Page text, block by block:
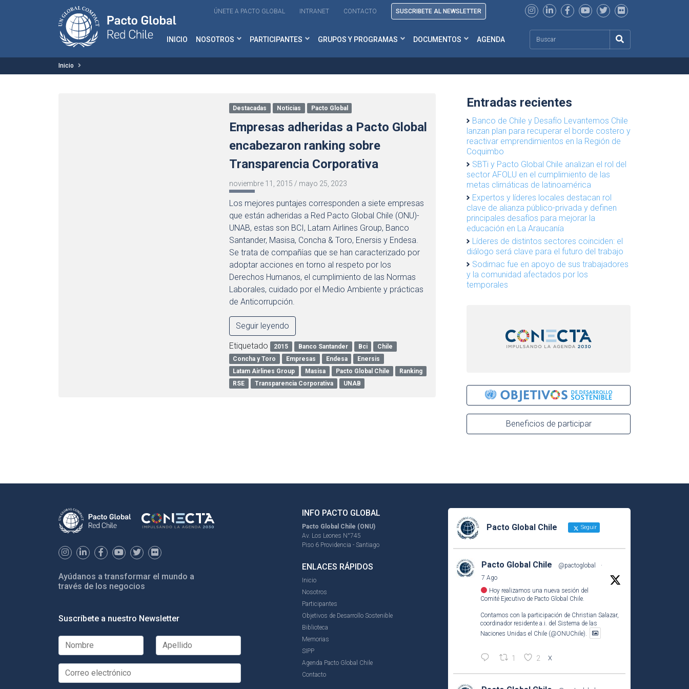
ÚNETE A PACTO GLOBAL INTRANET CONTACTO SUSCRIBETE AL NEWSLETTER
INICIO NOSOTROS PARTICIPANTES GRUPOS Y PROGRAMAS DOCUMENTOS AGENDA
Inicio
Destacadas Noticias Pacto Global
Empresas adheridas a Pacto Global
encabezaron ranking sobre
Transparencia Corporativa
noviembre 11, 2015 / mayo 25, 2023
Los mejores puntajes corresponden a siete empresas
que están adheridas a Red Pacto Global Chile (ONU)-
UNAB, estas son BCI, Latam Airlines Group, Banco
Santander, Masisa, Concha & Toro, Enersis y Endesa.
Se trata de compañías que se han caracterizado por
adoptar acciones en torno al respeto por los
Derechos Humanos, el cumplimiento de las Normas
Laborales, cuidado por el Medio Ambiente y prácticas
de Anticorrupción.
Seguir leyendo
Etiquetado 2015 Banco Santander Bci
Chile
Concha y Toro
Empresas Endesa
Enersis
Latam Airlines Group
Masisa Pacto Global Chile
Ranking
RSE
Transparencia Corporativa UNAB
Entradas recientes
Banco de Chile y Desafío Levantemos Chile
lanzan plan para recuperar el borde costero y
reactivar emprendimientos en la Región de
Coquimbo
SBTi y Pacto Global Chile analizan el rol del
sector AFOLU en el cumplimiento de las
metas climáticas de latinoamérica
Expertos y líderes locales destacan rol
clave de alianza público-privada y definen
principales desafíos para mejorar la
educación en La Araucanía
Líderes de distintos sectores coinciden: el
diálogo será clave para el futuro del trabajo
Sodimac fue en apoyo de sus trabajadores
y la comunidad afectados por los
temporales
Beneficios de participar
Ayúdanos a transformar el mundo a
través de los negocios
Suscríbete a nuestro Newsletter
INFO PACTO GLOBAL
Pacto Global Chile (ONU)
Av. Los Leones N°745
Piso 6 Providencia - Santiago
ENLACES RÁPIDOS
Inicio
Nosotros
Participantes
Objetivos de Desarrollo Sostenible
Biblioteca
Memorias
SIPP
Agenda Pacto Global Chile
Contacto
Pacto Global Chile Seguir
Pacto Global Chile @pactoglobal
·
7 Ago
Hoy realizamos una nueva sesión del
Comité Ejecutivo de Pacto Global Chile.
Contamos con la participación de Christian Salazar,
coordinador residente a.i. del Sistema de las
Naciones Unidas el Chile (@ONUChile).
1 2 X